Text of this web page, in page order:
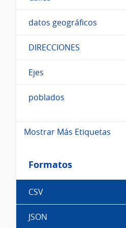
datos geográficos
DIRECCIONES
Ejes
poblados
Mostrar Más Etiquetas
Formatos
Formatos
CSV
JSON